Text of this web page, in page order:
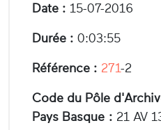
Date : 15-07-2016
Durée : 0:03:55
Référence : 271-2
Code du Pôle
Pays Basque : 21 AV